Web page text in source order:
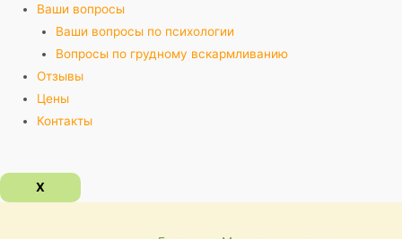
Ваши вопросы
Ваши вопросы по психологии
Вопросы по грудному вскармливанию
Отзывы
Цены
Контакты
X